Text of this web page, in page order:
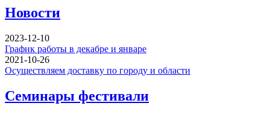
Новости
2023-12-10
График работы в декабре и январе
2021-10-26
Осуществляем доставку по городу и области
Семинары фестивали